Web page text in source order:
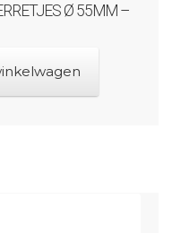
Ø 55MM –